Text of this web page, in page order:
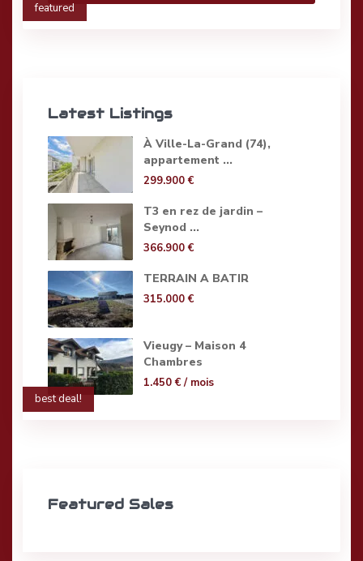
featured
Latest Listings
À Ville-La-Grand (74),
appartement ...
299.900 €
T3 en rez de jardin –
Seynod ...
366.900 €
TERRAIN A BATIR
315.000 €
Vieugy – Maison 4
Chambres
1.450 €/ mois
best deal!
Featured Sales